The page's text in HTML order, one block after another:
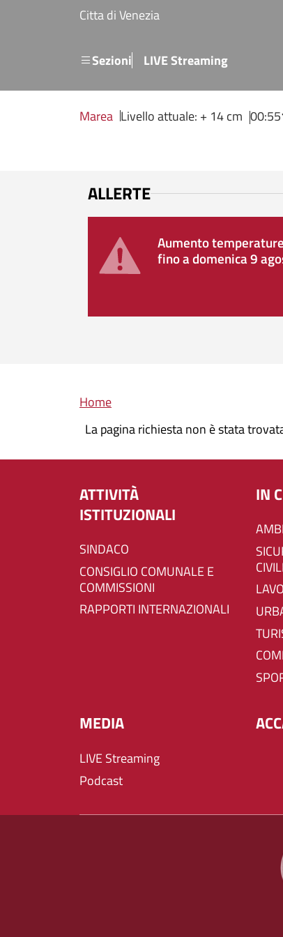
Salta al contenuto principale
Citta di Venezia
SezioniMenu secondario
LIVE Streaming
Marea Livello attuale: + 14 cm 00:55
ALLERTE
Aumento
fino a domenica 9
Briciole di pane
Home
La pagina richiesta non è stata
ATTIVITÀ
ISTITUZIONALI
SINDACO
CONSIGLIO COMUNALE E
COMMISSIONI
RAPPORTI INTERNAZIONALI
IN
SICUREZZA E PROTEZIONE
MEDIA
LIVE Streaming
Podcast